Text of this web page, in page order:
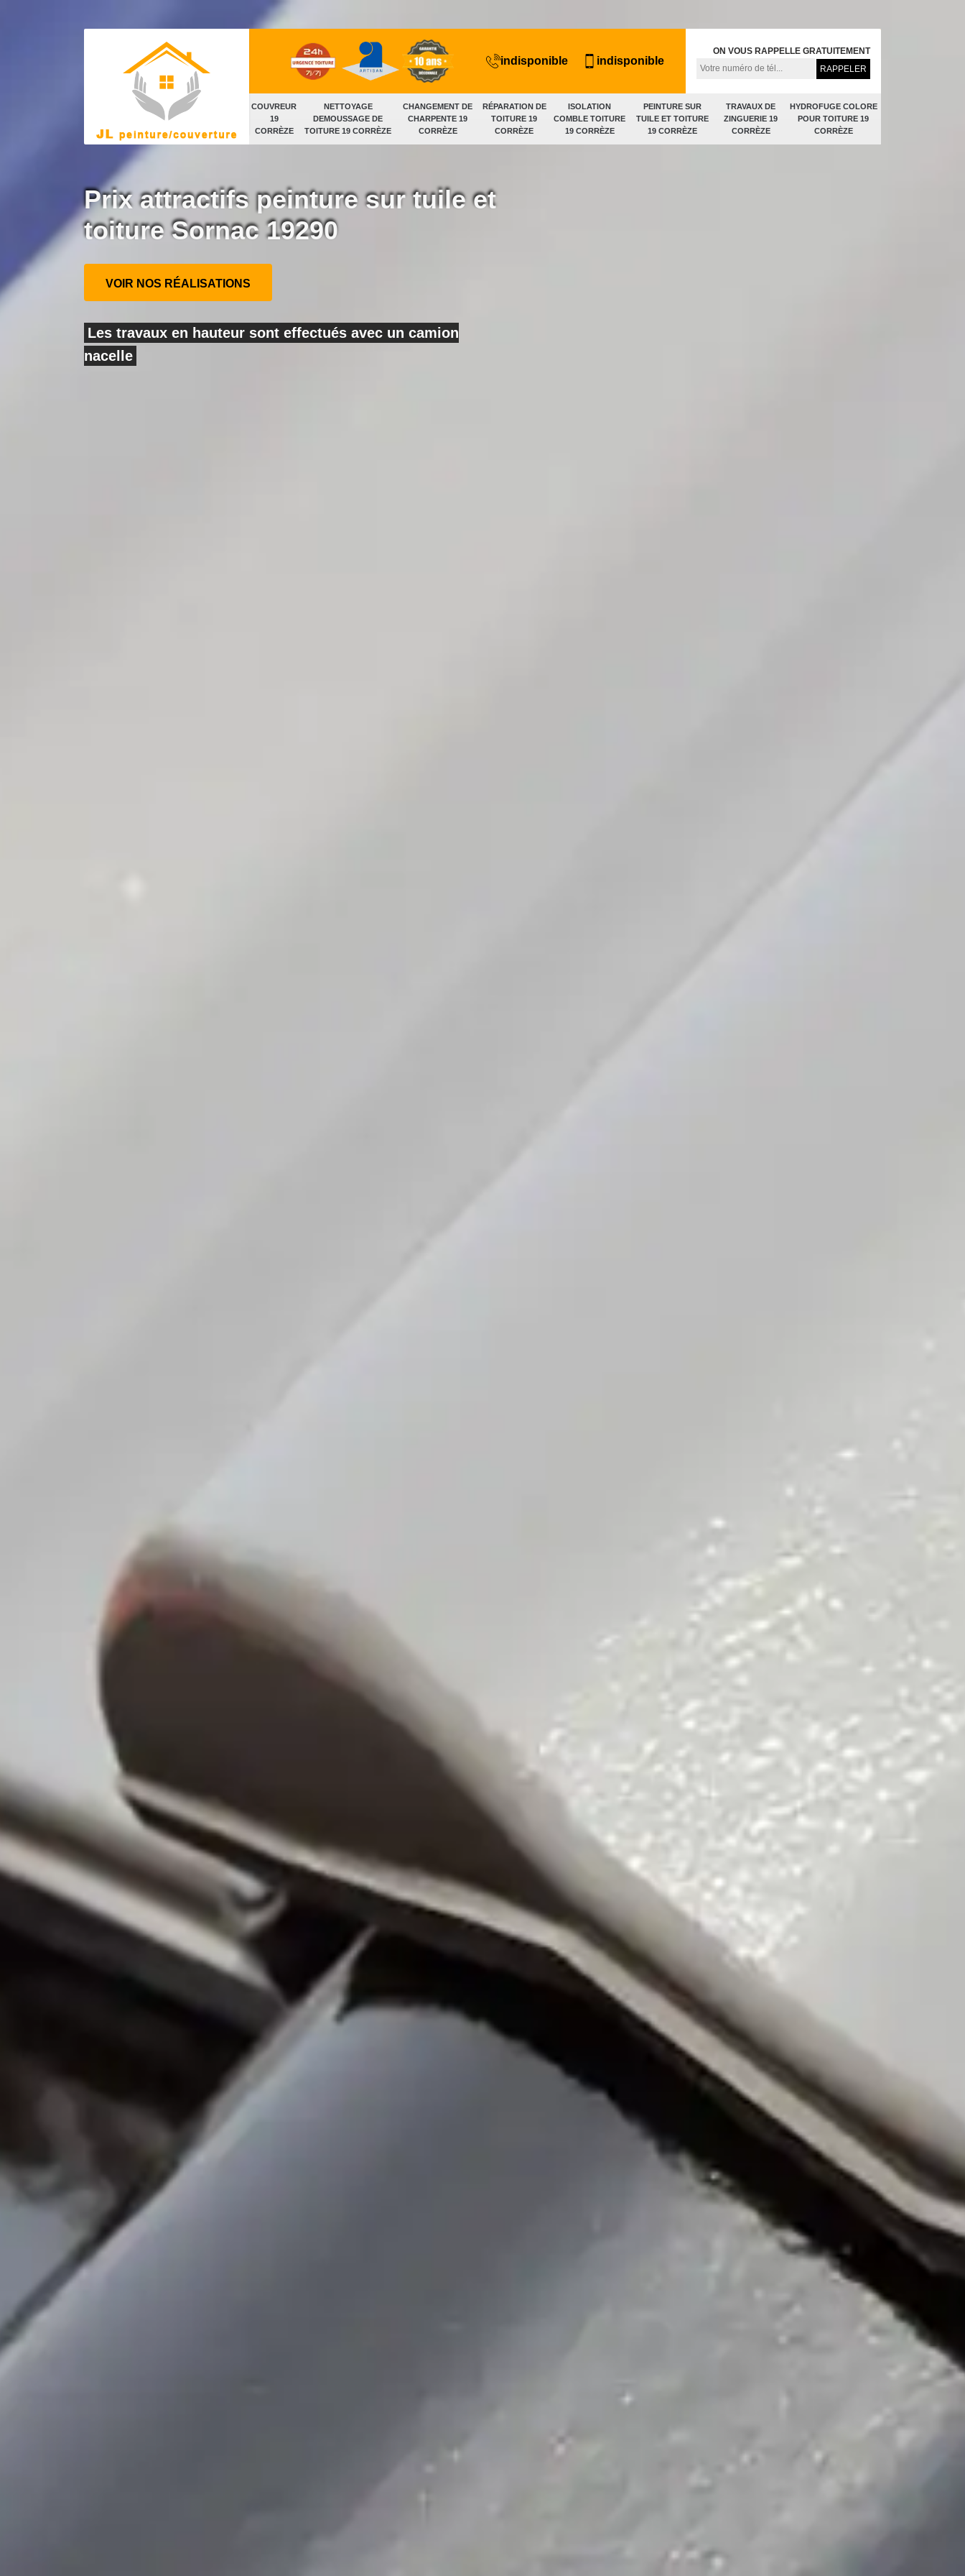
COUVREUR
19
CORRÈZE
NETTOYAGE
DEMOUSSAGE DE
TOITURE 19 CORRÈZE
CHANGEMENT DE
CHARPENTE 19
CORRÈZE
RÉPARATION DE
TOITURE 19
CORRÈZE
ISOLATION
COMBLE TOITURE
19 CORRÈZE
PEINTURE SUR
TUILE ET TOITURE
19 CORRÈZE
TRAVAUX DE
ZINGUERIE 19
CORRÈZE
HYDROFUGE COLORE
POUR TOITURE 19
CORRÈZE
indisponible indisponible
ON VOUS RAPPELLE GRATUITEMENT
Prix attractifs peinture sur tuile et
toiture Sornac 19290
VOIR NOS RÉALISATIONS
Les travaux en hauteur sont effectués avec un camion
nacelle